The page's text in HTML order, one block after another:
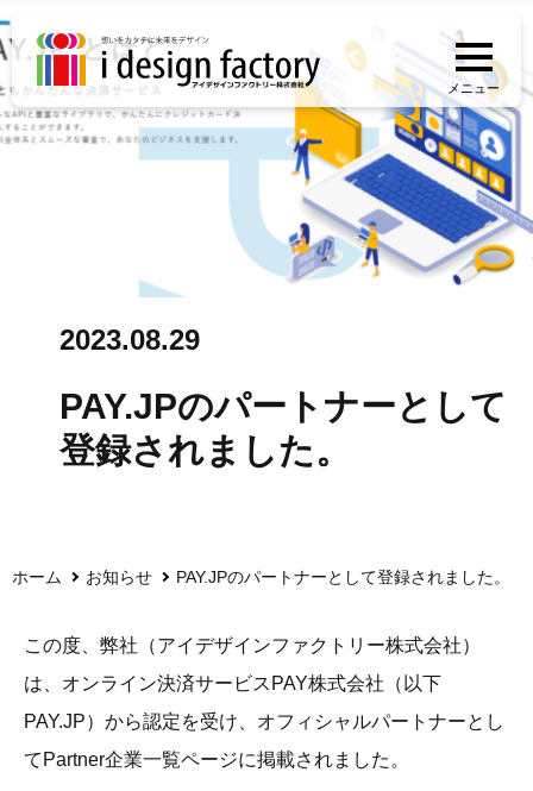
メニュー
2023.08.29
PAY.JPのパートナーとして
登録されました。
ホーム お知らせ PAY.JPのパートナーとして登録されました。
この度、弊社（アイデザインファクトリー株式会社）
は、オンライン決済サービスPAY株式会社（以下
PAY.JP）から認定を受け、オフィシャルパートナーとし
てPartner企業一覧ページに掲載されました。